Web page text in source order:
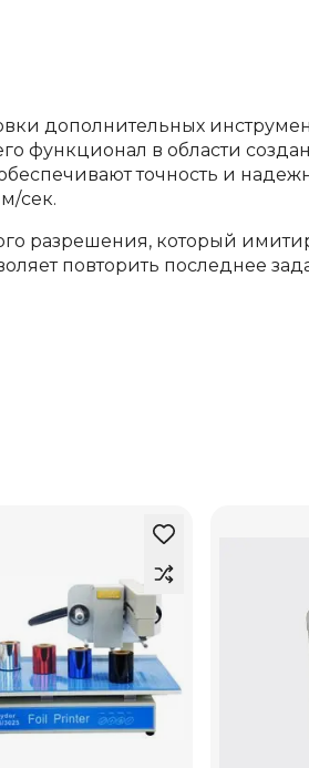
дополнительных
функционал в области
точность и
сек.
разрешения, который
повторить последнее